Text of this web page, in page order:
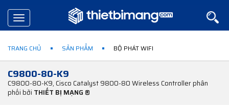
Toggle
navigation
TRANG CHỦ SẢN PHẨM BỘ PHÁT WIFI
C9800-80-K9
C9800-80-K9, Cisco Catalyst 9800-80 Wireless Controller phân
phối bởi THIẾT BỊ MẠNG ®